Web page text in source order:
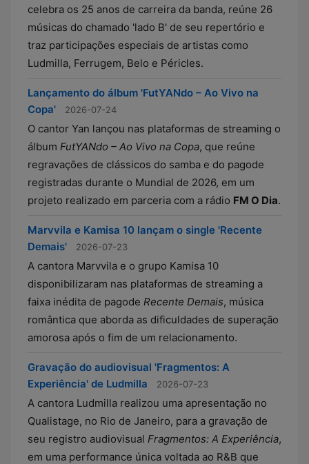
celebra os 25 anos de carreira da banda, reúne 26
músicas do chamado 'lado B' de seu repertório e
traz participações especiais de artistas como
Ludmilla, Ferrugem, Belo e Péricles.
Lançamento do álbum 'FutYANdo – Ao Vivo na
Copa'
2026-07-24
O cantor Yan lançou nas plataformas de streaming o
álbum FutYANdo – Ao Vivo na Copa, que reúne
regravações de clássicos do samba e do pagode
registradas durante o Mundial de 2026, em um
projeto realizado em parceria com a rádio FM O Dia.
Marvvila e Kamisa 10 lançam o single 'Recente
Demais'
2026-07-23
A cantora Marvvila e o grupo Kamisa 10
disponibilizaram nas plataformas de streaming a
faixa inédita de pagode Recente Demais, música
romântica que aborda as dificuldades de superação
amorosa após o fim de um relacionamento.
Gravação do audiovisual 'Fragmentos: A
Experiência' de Ludmilla
2026-07-23
A cantora Ludmilla realizou uma apresentação no
Qualistage, no Rio de Janeiro, para a gravação de
seu registro audiovisual Fragmentos: A Experiência,
em uma performance única voltada ao R&B que